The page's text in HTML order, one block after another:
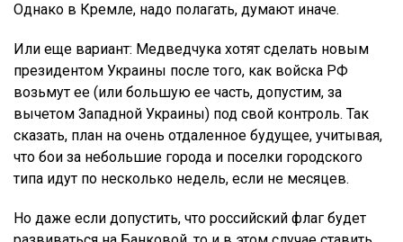
Однако в Кремле, надо полагать, думают иначе.
Или еще вариант: Медведчука хотят сделать новым
президентом Украины после того, как войска РФ
возьмут ее (или большую ее часть, допустим, за
вычетом Западной Украины) под свой контроль. Так
сказать, план на очень отдаленное будущее, учитывая,
что бои за небольшие города и поселки городского
типа идут по несколько недель, если не месяцев.
Но даже если допустить, что российский флаг будет